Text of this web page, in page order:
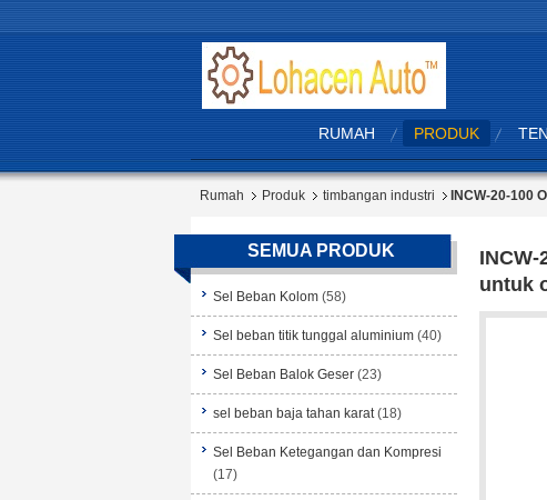
RUMAH PRODUK
Rumah Produk timbangan industri INCW-20-100
SEMUA PRODUK
Sel Beban Kolom (58)
Sel beban titik tunggal aluminium (40)
Sel Beban Balok Geser (23)
sel beban baja tahan karat (18)
Sel Beban Ketegangan dan Kompresi
(17)
untuk